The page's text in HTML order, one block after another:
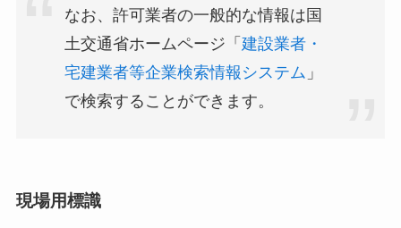
なお、許可業者の一般的な情報は国
土交通省ホームページ「 建設業者・
宅建業者等企業検索情報システム 」
で検索することができます。
現場用標識